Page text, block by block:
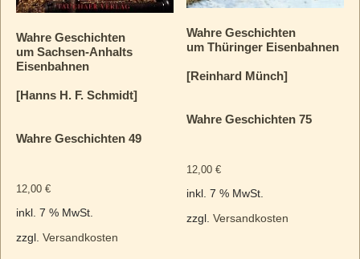
Wahre Geschichten
um Sachsen-Anhalts
Eisenbahnen
[Hanns H. F. Schmidt]
Wahre Geschichten 49
12,00 €
inkl. 7 % MwSt.
zzgl. Versandkosten
Wahre Geschichten
um Thüringer Eisenbahnen
[Reinhard Münch]
Wahre Geschichten 75
12,00€
inkl. 7 % MwSt.
zzgl.Versandkosten